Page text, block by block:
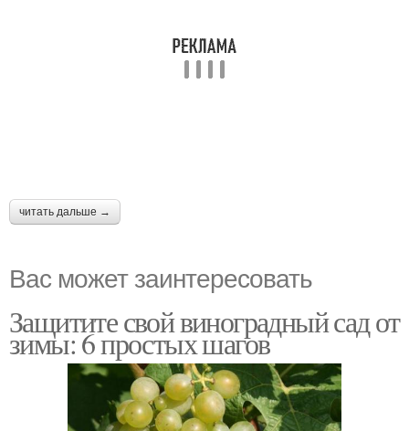
читать дальше →
Вас может заинтересовать
Защитите свой виноградный сад от
зимы: 6 простых шагов